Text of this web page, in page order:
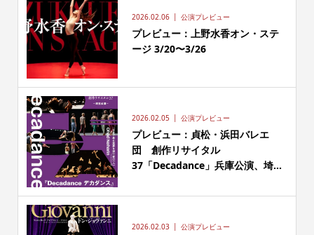
2026.02.06 公演プレビュー
プレビュー：上野水香オン・ステ
ージ 3/20〜3/26
2026.02.05 公演プレビュー
プレビュー：貞松・浜田バレエ
団 創作リサイタル
37「Decadance」兵庫公演、埼...
2026.02.03 公演プレビュー